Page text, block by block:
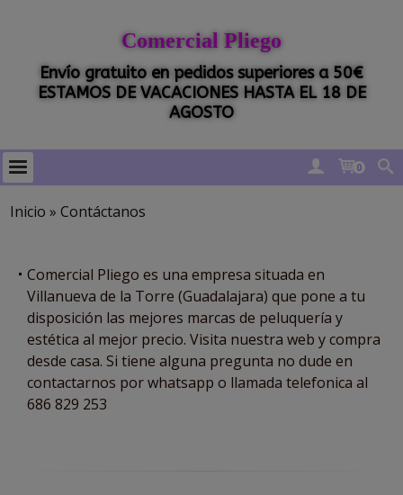
Comercial Pliego
Envío gratuito en pedidos superiores a 50€
ESTAMOS DE VACACIONES HASTA EL 18 DE
AGOSTO
0
Inicio » Contáctanos
Comercial Pliego es una empresa situada en
Villanueva de la Torre (Guadalajara) que pone a tu
disposición las mejores marcas de peluquería y
estética al mejor precio. Visita nuestra web y compra
desde casa. Si tiene alguna pregunta no dude en
contactarnos por whatsapp o llamada telefonica al
686 829 253